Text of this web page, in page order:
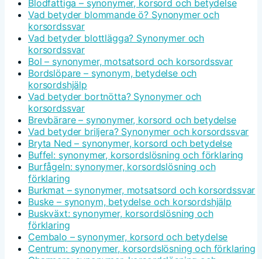
Blodfattiga – synonymer, korsord och betydelse
Vad betyder blommande ö? Synonymer och
korsordssvar
Vad betyder blottlägga? Synonymer och
korsordssvar
Bol – synonymer, motsatsord och korsordssvar
Bordslöpare – synonym, betydelse och
korsordshjälp
Vad betyder bortnötta? Synonymer och
korsordssvar
Brevbärare – synonymer, korsord och betydelse
Vad betyder briljera? Synonymer och korsordssvar
Bryta Ned – synonymer, korsord och betydelse
Buffel: synonymer, korsordslösning och förklaring
Burfågeln: synonymer, korsordslösning och
förklaring
Burkmat – synonymer, motsatsord och korsordssvar
Buske – synonym, betydelse och korsordshjälp
Buskväxt: synonymer, korsordslösning och
förklaring
Cembalo – synonymer, korsord och betydelse
Centrum: synonymer, korsordslösning och förklaring